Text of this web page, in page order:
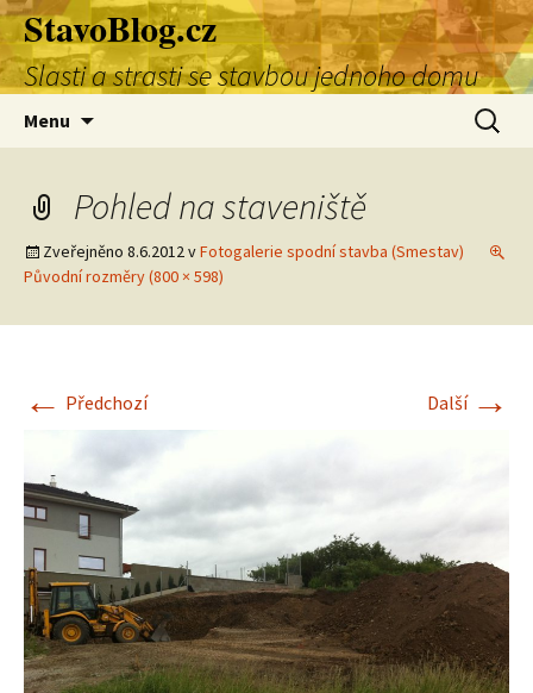
Přejít
k
obsahu
webu
StavoBlog.cz
Slasti a strasti se stavbou jednoho domu
Menu
Pohled na staveniště
Zveřejněno 8.6.2012vFotogalerie spodní stavba (Smestav)
Původní rozměry (800 × 598)
← Předchozí Další →